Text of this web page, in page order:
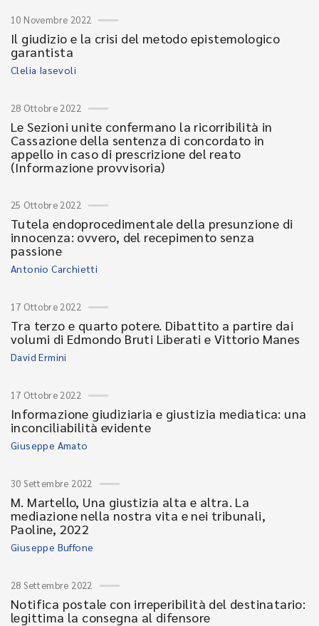
10 Novembre 2022
Il giudizio e la crisi del metodo epistemologico
garantista
Clelia Iasevoli
28 Ottobre 2022
Le Sezioni unite confermano la ricorribilità in
Cassazione della sentenza di concordato in
appello in caso di prescrizione del reato
(Informazione provvisoria)
25 Ottobre 2022
Tutela endoprocedimentale della presunzione di
innocenza: ovvero, del recepimento senza
passione
Antonio Carchietti
17 Ottobre 2022
Tra terzo e quarto potere. Dibattito a partire dai
volumi di Edmondo Bruti Liberati e Vittorio Manes
David Ermini
17 Ottobre 2022
Informazione giudiziaria e giustizia mediatica: una
inconciliabilità evidente
Giuseppe Amato
30 Settembre 2022
M. Martello, Una giustizia alta e altra. La
mediazione nella nostra vita e nei tribunali,
Paoline, 2022
Giuseppe Buffone
28 Settembre 2022
Notifica postale con irreperibilità del destinatario:
legittima la consegna al difensore